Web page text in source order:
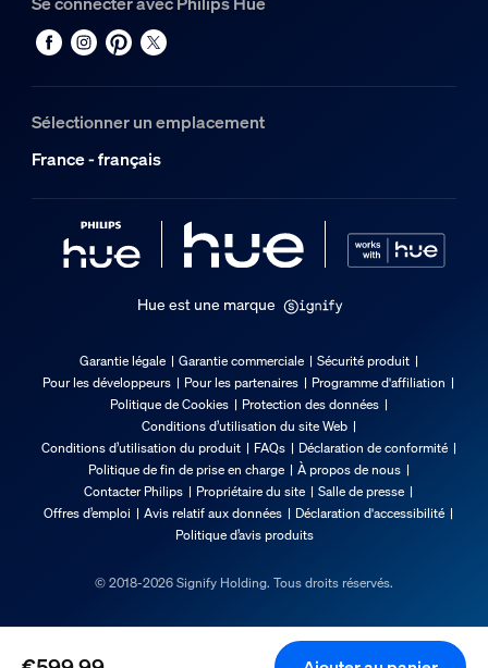
Durée de vie nominale
25 000
Options/accessoires inclus
Oui
LED intégrée
Caractéristiques lumineuses
2000-6500 K
Conçu spécialement pour
Séjour, Chambre, Salle à manger, Cuisine
Type
Dimensions et poids de l’emballage
Code barre produit
Sélectionner un emplacement
France - français
Hue est une marque
Garantie légale Garantie commerciale
Sécurité produit
Pour les développeurs
Pour les partenaires
Programme d'affiliation
Politique de Cookies
Protection des données
Conditions d’utilisation du site Web
Conditions d’utilisation du produit
FAQs
Déclaration de conformité
Politique de fin de prise en charge
À propos de nous
Contacter Philips
Propriétaire du site
Salle de presse
Offres d’emploi
Avis relatif aux données
Déclaration d'accessibilité
Politique d’avis produits
© 2018-2026 Signify Holding. Tous droits réservés.